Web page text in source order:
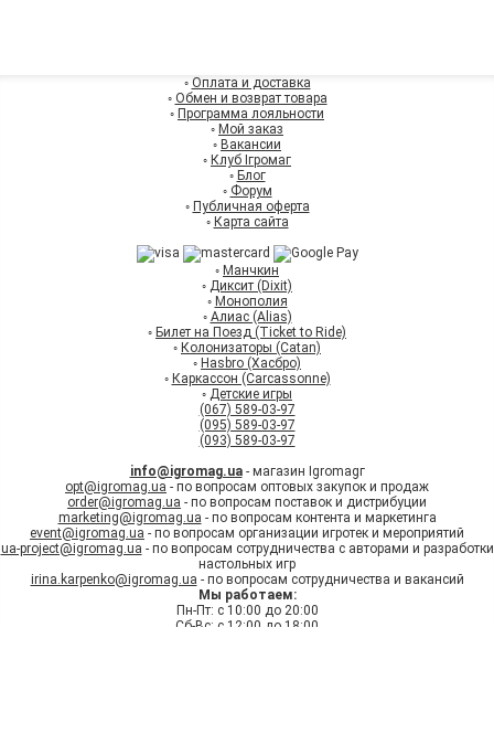
◦ Оплата и доставка
◦ Обмен и возврат товара
◦ Программа лояльности
◦ Мой заказ
◦ Вакансии
◦ Клуб Ігромаг
◦ Блог
◦ Форум
◦ Публичная оферта
◦ Карта сайта
◦ Манчкин
◦ Диксит (Dixit)
◦ Монополия
◦ Алиас (Alias)
◦ Билет на Поезд (Ticket to Ride)
◦ Колонизаторы (Catan)
◦ Hasbro (Хасбро)
◦ Каркассон (Carcassonne)
◦ Детские игры
(067) 589-03-97
(095) 589-03-97
(093) 589-03-97
info@igromag.ua- магазин Igromagг
opt@igromag.ua - по вопросам оптовых закупок и продаж
order@igromag.ua - по вопросам поставок и дистрибуции
marketing@igromag.ua - по вопросам контента и маркетинга
event@igromag.ua - по вопросам организации игротек и мероприятий
ua-project@igromag.ua - по вопросам сотрудничества с авторами и разработки
настольных игр
irina.karpenko@igromag.ua - по вопросам сотрудничества и вакансий
Мы работаем:
Пн-Пт: с 10:00 до 20:00
Сб-Вс: с 12:00 до 18:00